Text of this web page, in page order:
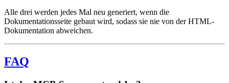
Alle drei werden jedes Mal neu generiert, wenn die
Dokumentationsseite gebaut wird, sodass sie nie von der HTML-
Dokumentation abweichen.
FAQ